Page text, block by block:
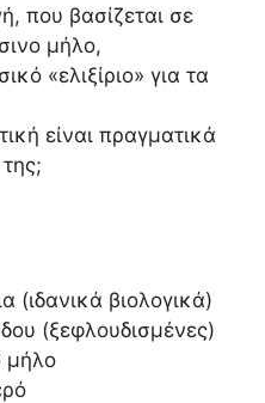
που βασίζεται σε
μήλο,
«ελιξίριο» για τα
είναι πραγματικά
(ιδανικά βιολογικά)
(ξεφλουδισμένες)
μήλο